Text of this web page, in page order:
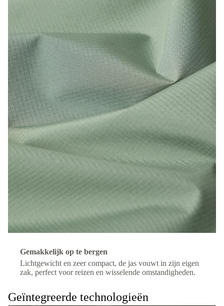
Gemakkelijk op te bergen
Lichtgewicht en zeer compact, de jas vouwt in zijn eigen
zak, perfect voor reizen en wisselende omstandigheden.
Geïntegreerde technologieën